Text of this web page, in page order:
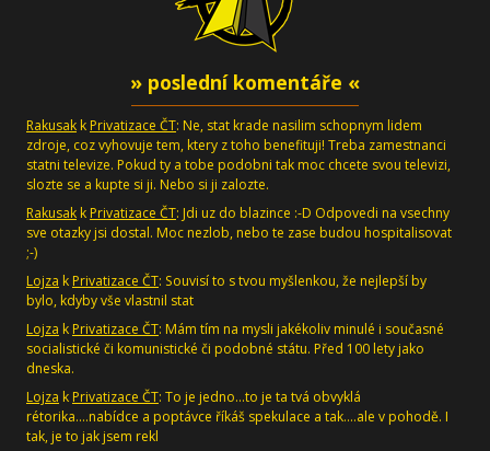
» poslední komentáře «
Rakusak k Privatizace ČT: Ne, stat krade nasilim schopnym lidem
zdroje, coz vyhovuje tem, ktery z toho benefituji! Treba zamestnanci
statni televize. Pokud ty a tobe podobni tak moc chcete svou televizi,
slozte se a kupte si ji. Nebo si ji zalozte.
Rakusak k Privatizace ČT: Jdi uz do blazince :-D Odpovedi na vsechny
sve otazky jsi dostal. Moc nezlob, nebo te zase budou hospitalisovat
;-)
Lojza k Privatizace ČT: Souvisí to s tvou myšlenkou, že nejlepší by
bylo, kdyby vše vlastnil stat
Lojza k Privatizace ČT: Mám tím na mysli jakékoliv minulé i současné
socialistické či komunistické či podobné státu. Před 100 lety jako
dneska.
Lojza k Privatizace ČT: To je jedno...to je ta tvá obvyklá
rétorika....nabídce a poptávce říkáš spekulace a tak....ale v pohodě. I
tak, je to jak jsem rekl